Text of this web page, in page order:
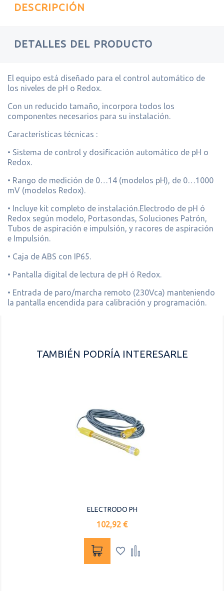
DESCRIPCIÓN
DETALLES DEL PRODUCTO
El equipo está diseñado para el control automático de
los niveles de pH o Redox.
Con un reducido tamaño, incorpora todos los
componentes necesarios para su instalación.
Características técnicas :
• Sistema de control y dosificación automático de pH o
Redox.
• Rango de medición de 0…14 (modelos pH), de 0…1000
mV (modelos Redox).
• Incluye kit completo de instalación.Electrodo de pH ó
Redox según modelo, Portasondas, Soluciones Patrón,
Tubos de aspiración e impulsión, y racores de aspiración
e Impulsión.
• Caja de ABS con IP65.
• Pantalla digital de lectura de pH ó Redox.
• Entrada de paro/marcha remoto (230Vca) manteniendo
la pantalla encendida para calibración y programación.
TAMBIÉN PODRÍA INTERESARLE
ELECTRODO PH
Precio
102,92 €
 